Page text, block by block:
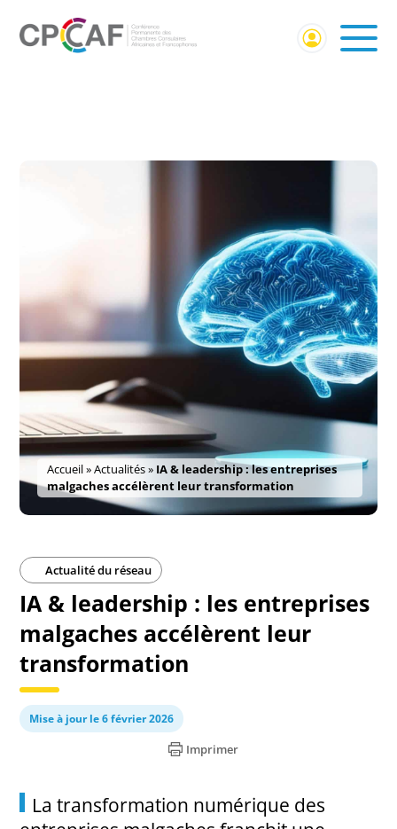
Accueil»Actualités» IA & leadership : les entreprises
malgaches accélèrent leur transformation
Actualité du réseau
IA & leadership : les entreprises
malgaches accélèrent leur
transformation
Mise à jour le 6 février 2026
Imprimer
La transformation numérique des